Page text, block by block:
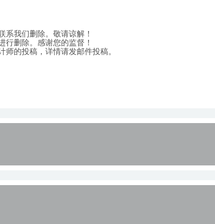
系我们删除。敬请谅解！
行删除。感谢您的监督！
的投稿，详情请发邮件投稿。